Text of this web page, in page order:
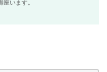
います。